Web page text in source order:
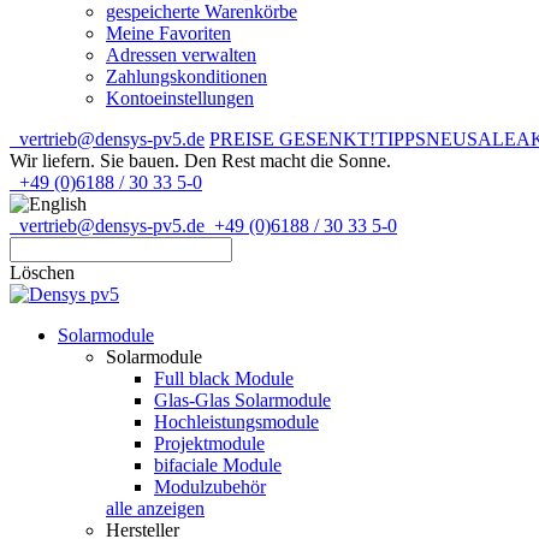
gespeicherte Warenkörbe
Meine Favoriten
Adressen verwalten
Zahlungskonditionen
Kontoeinstellungen
vertrieb@densys-pv5.de PREISE GESENKT!TIPPSNEUSALE
Wir liefern. Sie bauen. Den Rest macht die Sonne.
+49 (0)6188 / 30 33 5-0
vertrieb@densys-pv5.de +49 (0)6188 / 30 33 5-0
Löschen
Solarmodule
Solarmodule
Full black Module
Glas-Glas Solarmodule
Hochleistungsmodule
Projektmodule
bifaciale Module
Modulzubehör
alle anzeigen
Hersteller